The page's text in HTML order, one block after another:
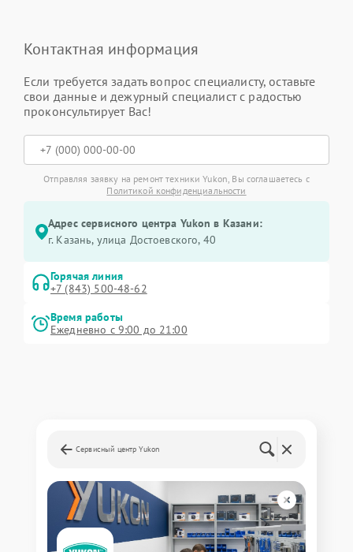
Контактная информация
Если требуется задать вопрос специалисту, оставьте
свои данные и дежурный специалист с радостью
проконсультирует Вас!
Отправляя заявку на ремонт техники Yukon, Вы соглашаетесь с
Политикой конфиденциальности
Адрес сервисного центра Yukon в Казани:
г. Казань, улица Достоевского, 40
Горячая линия
+7 (843) 500-48-62
Время работы
Ежедневно с 9:00 до 21:00
Сервисный центр Yukon